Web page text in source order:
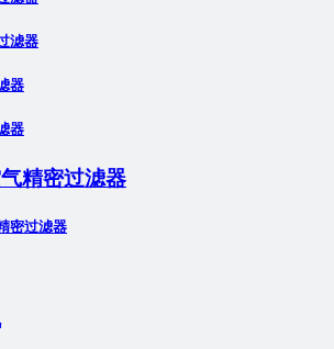
滤器
器
器
精密过滤器
密过滤器